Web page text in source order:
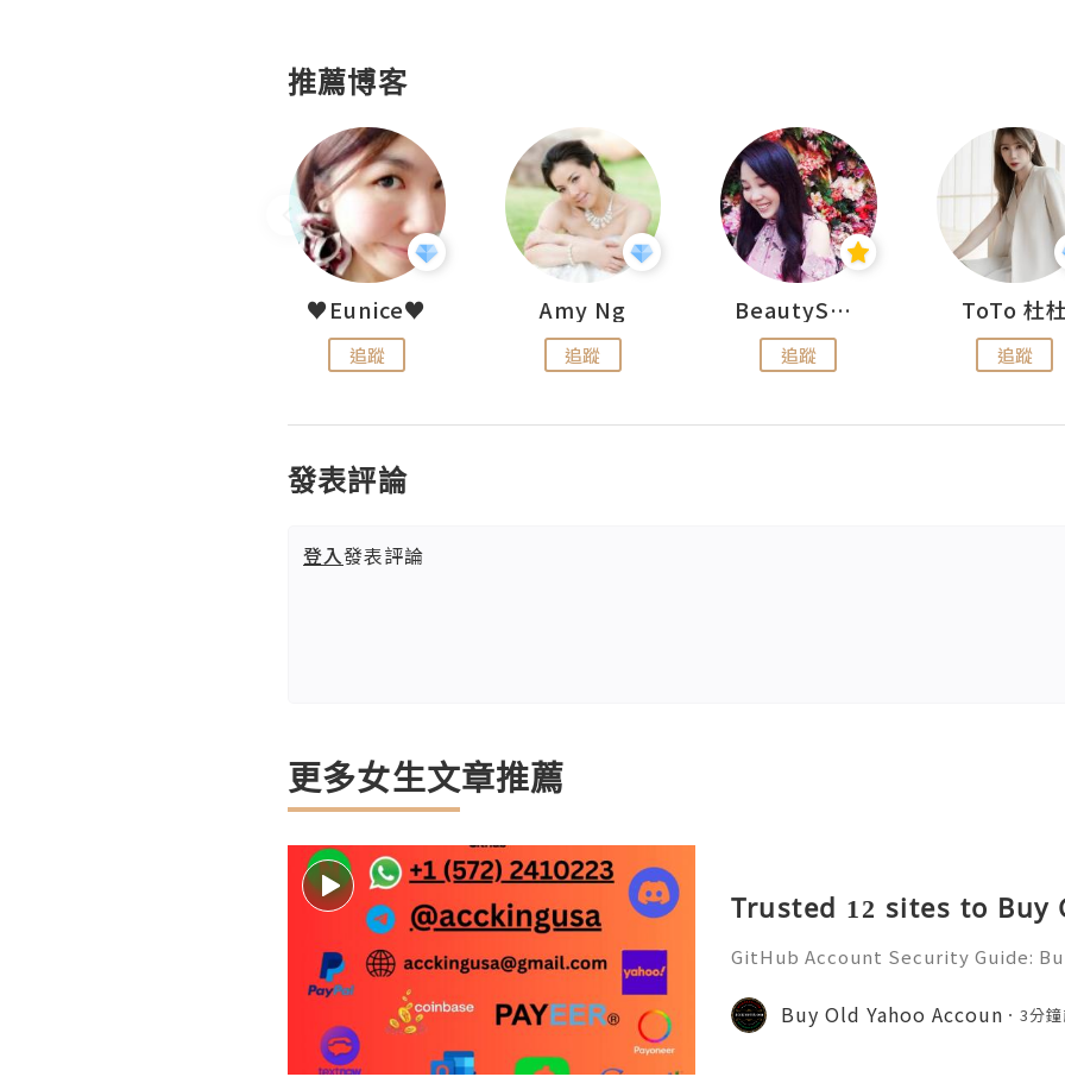
推薦博客
♥Eunice♥
追蹤
Amy Ng
追蹤
BeautySearch
追蹤
ToTo 杜
追蹤
發表評論
登入發表評論
更多女生文章推薦
Trusted 12 sites to Buy
GitHub Account Security Guide:
d's leading platforms for
ration. Millions of develo
Buy Old Yahoo Accoun 3分